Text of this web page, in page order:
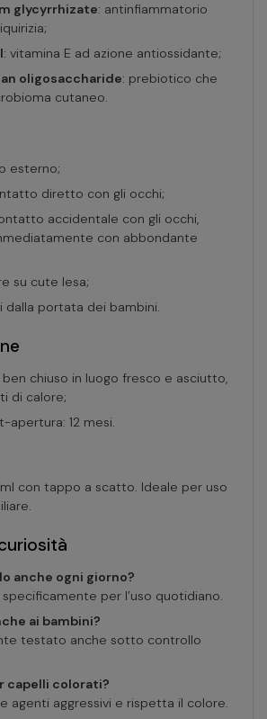
glycyrrhizate: antinfiammatorio
: vitamina E ad azione antiossidante;
oligosaccharide: prebiotico che
cutaneo.
esterno;
diretto con gli occhi;
accidentale con gli occhi,
con abbondante
su cute lesa;
dalla portata dei bambini.
ben chiuso in luogo fresco e asciutto,
di calore;
apertura: 12 mesi.
con tappo a scatto. Ideale per uso
anche ogni giorno?
per l’uso quotidiano.
ai bambini?
testato anche sotto controllo
capelli colorati?
agenti aggressivi e rispetta il colore.